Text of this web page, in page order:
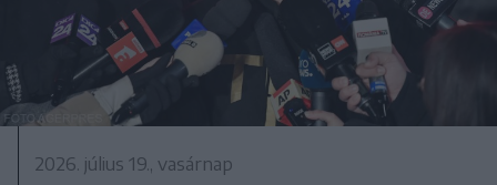
2026. július 19., vasárnap